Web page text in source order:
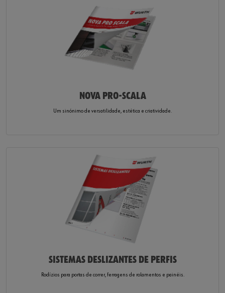
NOVA PRO-SCALA
Um sinónimo de versatilidade, estética e criatividade.
SISTEMAS DESLIZANTES DE PERFIS
Rodízios para portas de correr, ferragens de rolamentos e painéis.